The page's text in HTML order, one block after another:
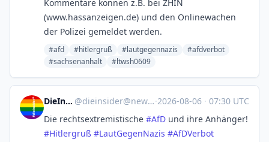
Kommentare können z.B. bei ZHIN
(www.hassanzeigen.de) und den Onlinewachen
der Polizei gemeldet werden.
#afd #hitlergruß #lautgegennazis
#afdverbot
#sachsenanhalt
#ltwsh0609
DieInsider @dieinsider@newsie.social ·2026-08-06 · 07:30 UTC
Die rechtsextremistische #AfD und ihre Anhänger!
#Hitlergruß #LautGegenNazis #AfDVerbot